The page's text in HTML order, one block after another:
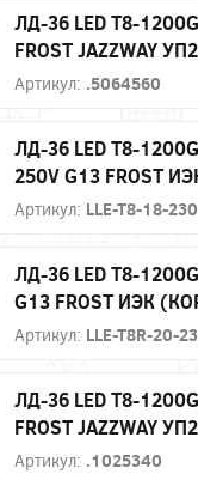
ЛД-36 LED Т8-
FROST JAZZWAY
Артикул: .5064560
ЛД-36 LED Т8-
250V G13 FROST
Артикул: LLE-T8-18-
ЛД-36 LED Т8-
G13 FROST ИЭК
Артикул: LLE-T8R-20-
ЛД-36 LED Т8-
FROST JAZZWAY
Артикул: .1025340